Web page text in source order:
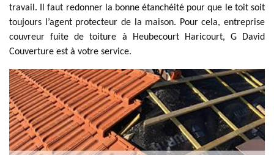
travail. Il faut redonner la bonne étanchéité pour que le toit soit
toujours l’agent protecteur de la maison. Pour cela, entreprise
couvreur fuite de toiture à Heubecourt Haricourt, G David
Couverture est à votre service.